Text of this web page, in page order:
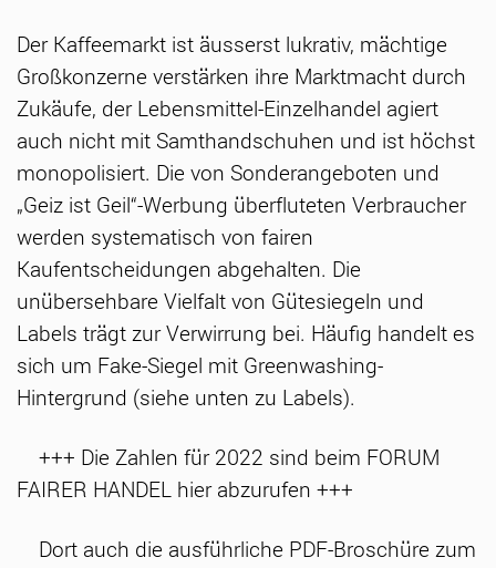
Der Kaffeemarkt ist äusserst lukrativ, mächtige
Großkonzerne verstärken ihre Marktmacht durch
Zukäufe, der Lebensmittel-Einzelhandel agiert
auch nicht mit Samthandschuhen und ist höchst
monopolisiert. Die von Sonderangeboten und
„Geiz ist Geil“-Werbung überfluteten Verbraucher
werden systematisch von fairen
Kaufentscheidungen abgehalten. Die
unübersehbare Vielfalt von Gütesiegeln und
Labels trägt zur Verwirrung bei. Häufig handelt es
sich um Fake-Siegel mit Greenwashing-
Hintergrund (siehe unten zu Labels).
+++ Die Zahlen für 2022 sind beim FORUM
FAIRER HANDEL hier abzurufen +++
Dort auch die ausführliche PDF-Broschüre zum